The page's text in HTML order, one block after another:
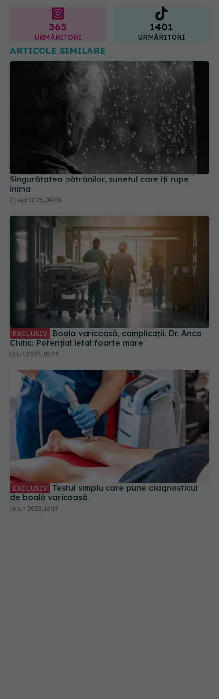
365
URMĂRITORI
1401
URMĂRITORI
ARTICOLE SIMILARE
Singurătatea bătrânilor, sunetul care îți rupe
inima
01 sep 2025, 09:08
EXCLUSIV
Chitic: Potențial letal foarte mare
13 iun 2025, 18:24
EXCLUSIV
de boală varicoasă
16 iun 2025, 16:19